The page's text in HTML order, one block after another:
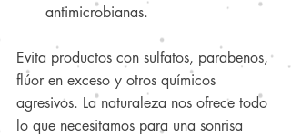
antimicrobianas.
Evita productos con sulfatos, parabenos,
flúor en exceso y otros químicos
agresivos. La naturaleza nos ofrece todo
lo que necesitamos para una sonrisa